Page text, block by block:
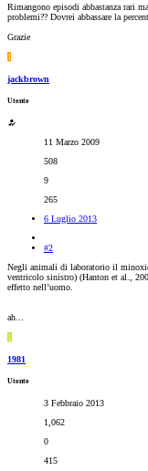
Rimangono episodi abbastanza rari
problemi?? Dovrei abbassare la
Grazie
J
jackbrown
Utente
11 Marzo 2009
508
9
265
6 Luglio 2013
#2
Negli animali di laboratorio il
ventricolo sinistro) (Hanton et al.,
effetto nell’uomo.
ah...
1
1981
Utente
3 Febbraio 2013
1,062
0
415